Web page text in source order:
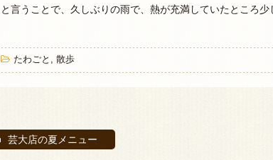
と言うことで、久しぶりの雨で、熱が充満していたところ少
たわごと , 散歩
芸大店の夏メニュー